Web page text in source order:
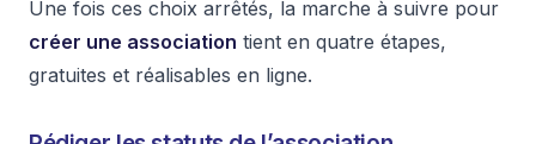
Une fois ces choix arrêtés, la marche à suivre pour
créer une association tient en quatre étapes,
gratuites et réalisables en ligne.